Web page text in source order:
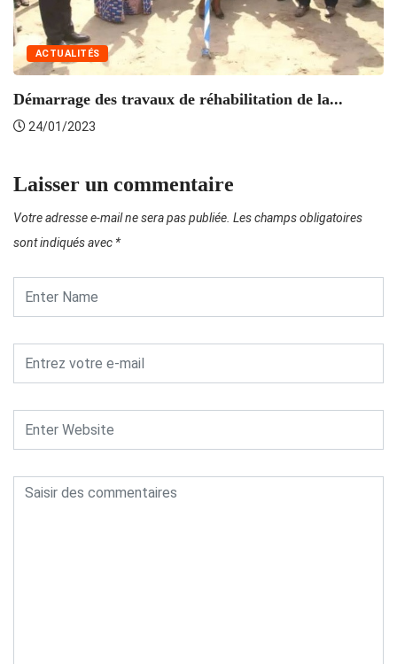
ACTUALITÉS
Démarrage des travaux de réhabilitation de la...
24/01/2023
Laisser un commentaire
Votre adresse e-mail ne sera pas publiée. Les champs obligatoires
sont indiqués avec *